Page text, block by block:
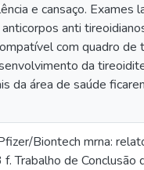
e cansaço. Exames
anti
com quadro de
da
da área de saúde
Biontech mrna:
Trabalho de Conclusão